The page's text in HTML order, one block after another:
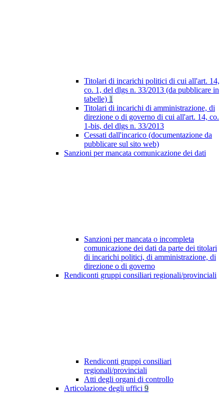
Titolari di incarichi politici di cui all'art. 14,
co. 1, del dlgs n. 33/2013 (da pubblicare in
tabelle) 1
Titolari di incarichi di amministrazione, di
direzione o di governo di cui all'art. 14, co.
1-bis, del dlgs n. 33/2013
Cessati dall'incarico (documentazione da
pubblicare sul sito web)
Sanzioni per mancata comunicazione dei dati
Sanzioni per mancata o incompleta
comunicazione dei dati da parte dei titolari
di incarichi politici, di amministrazione, di
direzione o di governo
Rendiconti gruppi consiliari regionali/provinciali
Rendiconti gruppi consiliari
regionali/provinciali
Atti degli organi di controllo
Articolazione degli uffici 9